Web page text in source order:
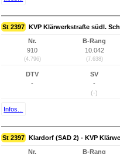
St 2397 KVP Klärwerkstraße südl.
Nr.
910
(4.796)
B-Rang
10.042
(7.638)
DTV
-
SV
-
(-)
Infos...
St 2397 Klardorf (SAD 2) - KVP
Nr.
B-Rang